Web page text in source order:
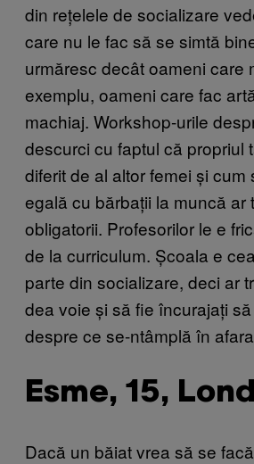
din rețelele de socializare
care nu le fac să se simtă
urmăresc decât oameni care
exemplu, oameni care fac
machiaj. Workshop-urile
descurci cu faptul că propriul
diferit de al altor femei și cum
egală cu bărbații la muncă ar
obligatorii. Profesorilor le e
de la curriculum. Școala e
parte din socializare, deci ar
dea voie și să fie încurajați
despre ce se-ntâmplă în
Esme, 15,
Dacă un băiat vrea să se